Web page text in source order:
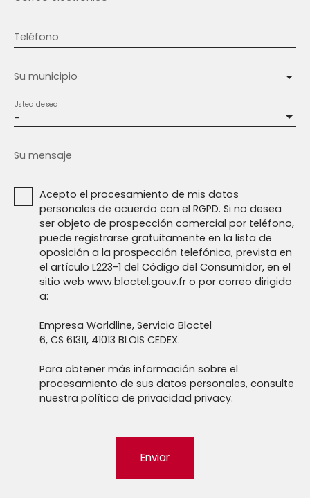
Teléfono
Su municipio
-
Usted desea
Su mensaje
Acepto el procesamiento de mis datos
personales de acuerdo con el RGPD. Si no desea
ser objeto de prospección comercial por teléfono,
puede registrarse gratuitamente en la lista de
oposición a la prospección telefónica, prevista en
el artículo L223-1 del Código del Consumidor, en el
sitio web www.bloctel.gouv.fr o por correo dirigido
a:
Empresa Worldline, Servicio Bloctel
6, CS 61311, 41013 BLOIS CEDEX.
Para obtener más información sobre el
procesamiento de sus datos personales, consulte
nuestra política de privacidad privacy.
Enviar